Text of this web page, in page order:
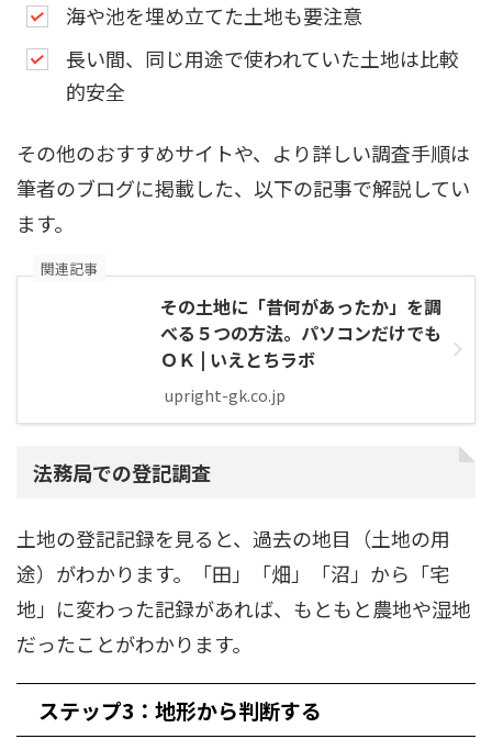
海や池を埋め立てた土地も要注意
長い間、同じ用途で使われていた土地は比較
的安全
その他のおすすめサイトや、より詳しい調査手順は
筆者のブログに掲載した、以下の記事で解説してい
ます。
その土地に「昔何があったか」を調
べる５つの方法。パソコンだけでも
ＯＫ | いえとちラボ
upright-gk.co.jp
関連記事
法務局での登記調査
土地の登記記録を見ると、過去の地目（土地の用
途）がわかります。「田」「畑」「沼」から「宅
地」に変わった記録があれば、もともと農地や湿地
だったことがわかります。
ステップ3：地形から判断する